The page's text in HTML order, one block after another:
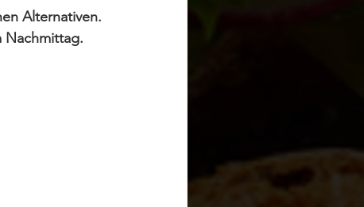
Alternativen.
Nachmittag.